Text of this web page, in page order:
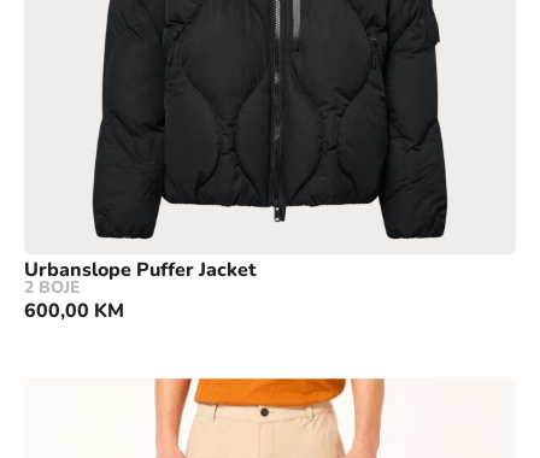
Urbanslope Puffer Jacket
2 BOJE
600,00 KM